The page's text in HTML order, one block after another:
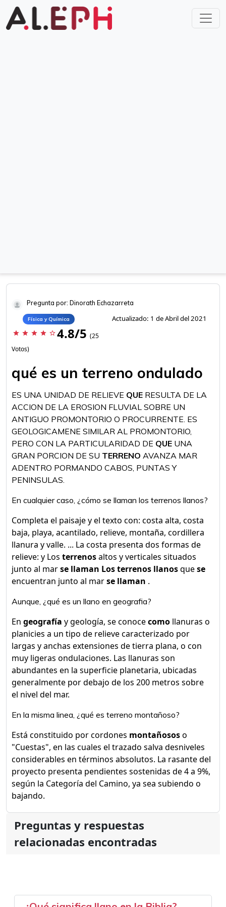
Pregunta por: Dinorath Echazarreta
Física y Química Actualizado: 1 de Abril del 2021
star star star star star_border 4.8/5 (25
Votos)
qué es un terreno ondulado
ES UNA UNIDAD DE RELIEVE QUE RESULTA DE LA
ACCION DE LA EROSION FLUVIAL SOBRE UN
ANTIGUO PROMONTORIO O PROCURRENTE. ES
GEOLOGICAMENE SIMILAR AL PROMONTORIO,
PERO CON LA PARTICULARIDAD DE QUE UNA
GRAN PORCION DE SU TERRENO AVANZA MAR
ADENTRO PORMANDO CABOS, PUNTAS Y
PENINSULAS.
En cualquier caso, ¿cómo se llaman los terrenos llanos?
Completa el paisaje y el texto con: costa alta, costa
baja, playa, acantilado, relieve, montaña, cordillera
llanura y valle. ... La costa presenta dos formas de
relieve: y Los terrenosaltos y verticales situados
junto al marse llaman Los terrenos llanosquese
encuentran junto al marse llaman .
Aunque, ¿qué es un llano en geografia?
En geografía y geología, se conocecomo llanuras o
planicies a un tipo de relieve caracterizado por
largas y anchas extensiones de tierra plana, o con
muy ligeras ondulaciones. Las llanuras son
abundantes en la superficie planetaria, ubicadas
generalmente por debajo de los 200 metros sobre
el nivel del mar.
En la misma linea, ¿qué es terreno montañoso?
Está constituido por cordones montañososo
"Cuestas", en las cuales el trazado salva desniveles
considerables en términos absolutos. La rasante del
proyecto presenta pendientes sostenidas de 4 a 9%,
según la Categoría del Camino, ya sea subiendo o
bajando.
Preguntas y respuestas
relacionadas encontradas